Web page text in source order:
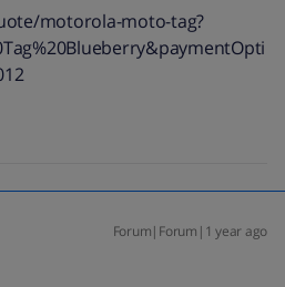
motorola-moto-tag?
Forum|Forum|1 year ago